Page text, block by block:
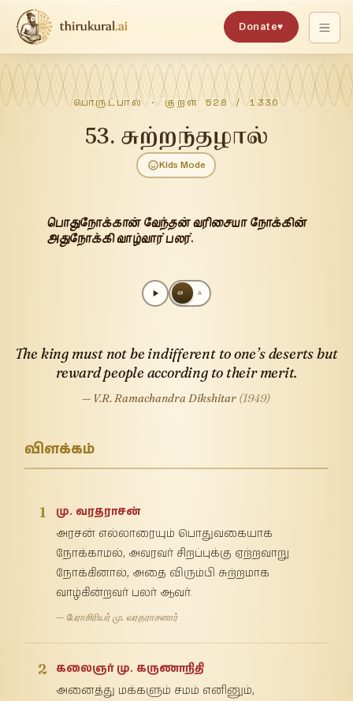
Donate♥
பொருட்பால்· குறள்528 /1330
53.சுற்றந்தழால்
Kids Mode
பொதுநோக்கான் வேந்தன் வரிசையா நோக்கின்
அதுநோக்கி வாழ்வார் பலர்.
அ A
The king must not be indifferent to one’s deserts but
reward people according to their merit.
— V.R. Ramachandra Dikshitar (1949)
விளக்கம்
1
மு. வரதராசன்
அரசன் எல்லாரையும் பொதுவகையாக
நோக்காமல், அவரவர் சிறப்புக்கு ஏற்றவாறு
நோக்கினால், அதை விரும்பி சுற்றமாக
வாழ்கின்றவர் பலர் ஆவர்.
— பேராசிரியர் மு. வரதராசனார்
2
கலைஞர் மு. கருணாநிதி
அனைத்து மக்களும் சமம் எனினும்,